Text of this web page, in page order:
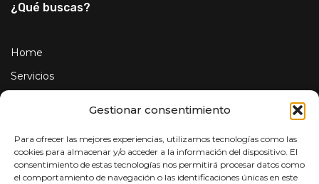
Gestionar consentimiento
Para ofrecer las mejores experiencias, utilizamos tecnologías como las
cookies para almacenar y/o acceder a la información del dispositivo. El
consentimiento de estas tecnologías nos permitirá procesar datos como
el comportamiento de navegación o las identificaciones únicas en este
¿Qué buscas?
Home
Servicios
Puntos de recarga para vehículos eléctricos
Sobre nosotros